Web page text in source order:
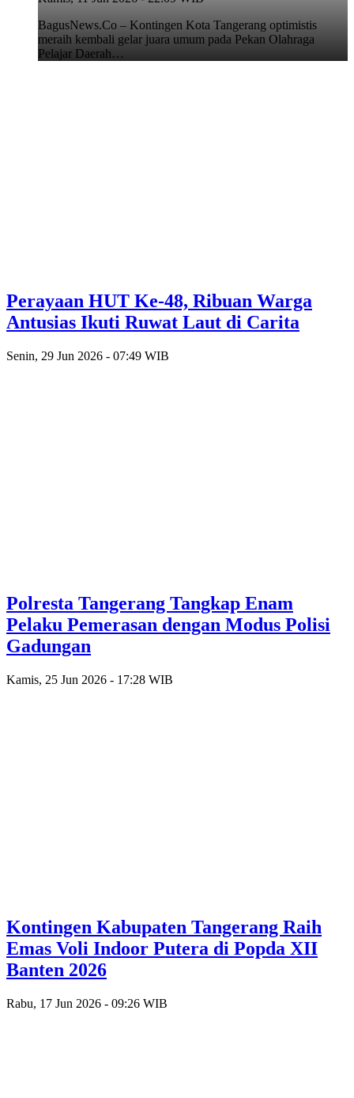
BagusNews.Co – Kontingen Kota Tangerang optimistis
meraih kembali gelar juara umum pada Pekan Olahraga
Pelajar Daerah…
Perayaan HUT Ke-48, Ribuan Warga
Antusias Ikuti Ruwat Laut di Carita
Senin, 29 Jun 2026 - 07:49 WIB
Polresta Tangerang Tangkap Enam
Pelaku Pemerasan dengan Modus Polisi
Gadungan
Kamis, 25 Jun 2026 - 17:28 WIB
Kontingen Kabupaten Tangerang Raih
Emas Voli Indoor Putera di Popda XII
Banten 2026
Rabu, 17 Jun 2026 - 09:26 WIB